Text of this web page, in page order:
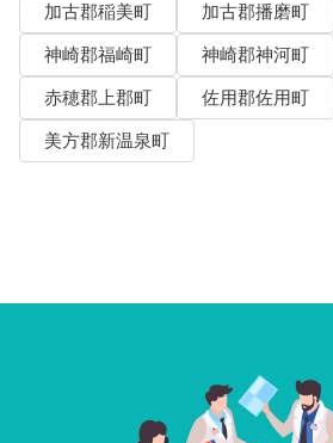
加古郡稲美町
加古郡播磨町
神崎郡福崎町
神崎郡神河町
赤穂郡上郡町
佐用郡佐用町
美方郡新温泉町